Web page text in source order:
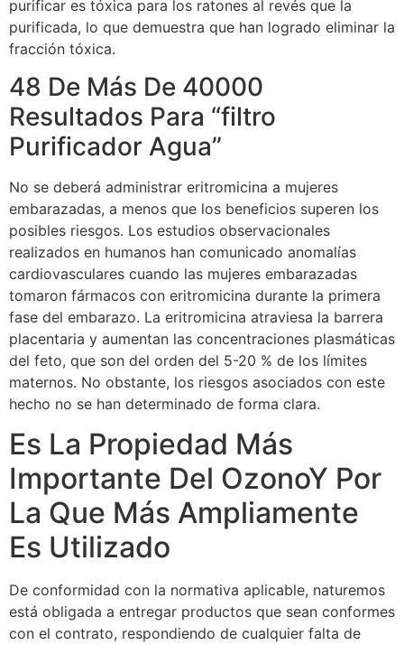
purificar es tóxica para los ratones al revés que la
purificada, lo que demuestra que han logrado eliminar la
fracción tóxica.
48 De Más De 40000
Resultados Para “filtro
Purificador Agua”
No se deberá administrar eritromicina a mujeres
embarazadas, a menos que los beneficios superen los
posibles riesgos. Los estudios observacionales
realizados en humanos han comunicado anomalías
cardiovasculares cuando las mujeres embarazadas
tomaron fármacos con eritromicina durante la primera
fase del embarazo. La eritromicina atraviesa la barrera
placentaria y aumentan las concentraciones plasmáticas
del feto, que son del orden del 5-20 % de los límites
maternos. No obstante, los riesgos asociados con este
hecho no se han determinado de forma clara.
Es La Propiedad Más
Importante Del OzonoY Por
La Que Más Ampliamente
Es Utilizado
De conformidad con la normativa aplicable, naturemos
está obligada a entregar productos que sean conformes
con el contrato, respondiendo de cualquier falta de